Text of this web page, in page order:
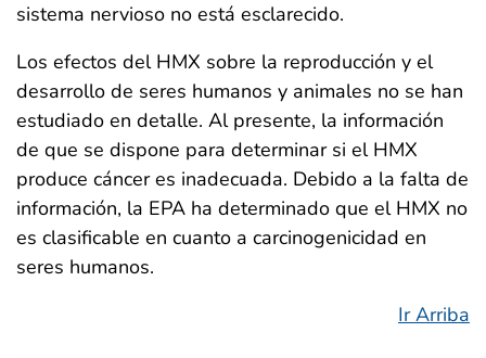
sistema nervioso no está esclarecido.
Los efectos del HMX sobre la reproducción y el
desarrollo de seres humanos y animales no se han
estudiado en detalle. Al presente, la información
de que se dispone para determinar si el HMX
produce cáncer es inadecuada. Debido a la falta de
información, la EPA ha determinado que el HMX no
es clasificable en cuanto a carcinogenicidad en
seres humanos.
Ir Arriba